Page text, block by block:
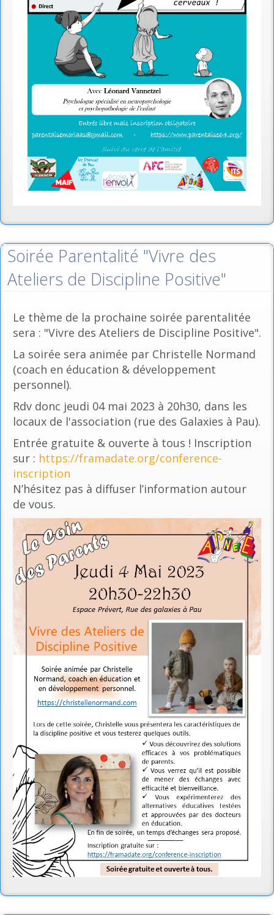
Soirée Parentalité "Vivre des
Ateliers de Discipline Positive"
Le thème de la prochaine soirée parentalitée
sera : "Vivre des Ateliers de Discipline Positive".
La soirée sera animée par Christelle Normand
(coach en éducation & développement
personnel).
Rdv donc jeudi 04 mai 2023 à 20h30, dans les
locaux de l'association (rue des Galaxies à Pau).
Entrée gratuite & ouverte à tous ! Inscription
sur : https://framadate.org/conference-
inscription
N’hésitez pas à diffuser l’information autour
de vous.